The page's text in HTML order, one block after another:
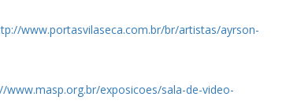
www.portasvilaseca.com.br/br/artistas/ayrson-
www.masp.org.br/exposicoes/sala-de-video-